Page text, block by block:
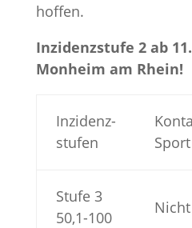
hoffen.
Inzidenzstufe 2 ab
Monheim am Rhein!
Inzidenz­
stufen
Stufe 3
50,1-100